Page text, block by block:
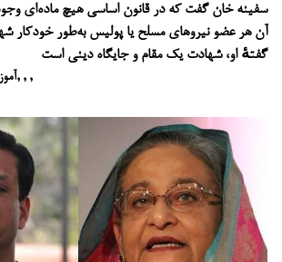
سفینه خان گفت که در قانون اساسی هیچ ماده‌ای
آن هر عضو نیروهای مسلح یا پولیس به‌طور خودکار
گفتهٔ او، شهادت یک مقام و جایگاه دینی است
, , ,